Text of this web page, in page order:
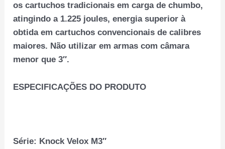
os cartuchos tradicionais em carga de chumbo,
atingindo a 1.225 joules, energia superior à
obtida em cartuchos convencionais de calibres
maiores. Não utilizar em armas com câmara
menor que 3″.
ESPECIFICAÇÕES DO PRODUTO
Série: Knock Velox M3″